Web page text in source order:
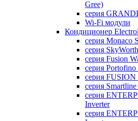
Gree)
серия
Wi-Fi модули
Кондиционер
серия Monaco
серия
серия Fusion
серия
серия FUSION
серия
серия
Inverter
серия